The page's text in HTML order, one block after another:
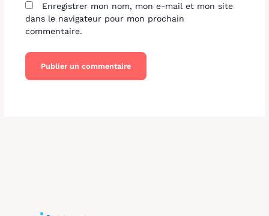
Enregistrer mon nom, mon e-mail et mon site
dans le navigateur pour mon prochain
commentaire.